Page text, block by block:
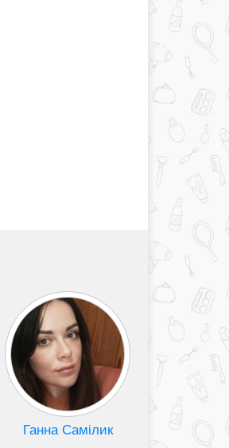
Ганна Самілик